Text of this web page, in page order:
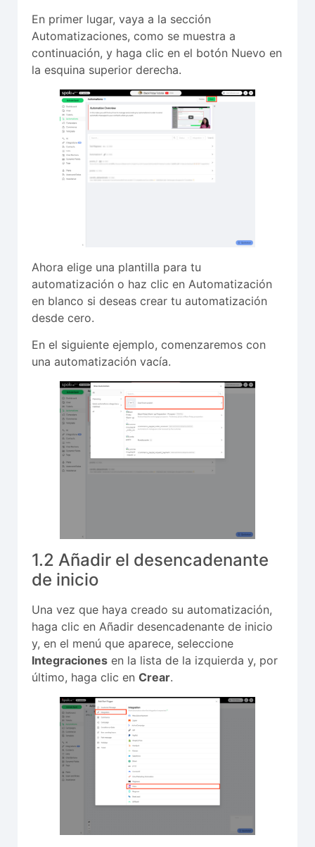
En primer lugar, vaya a la sección
Automatizaciones, como se muestra a
continuación, y haga clic en el botón Nuevo en
la esquina superior derecha.
Ahora elige una plantilla para tu
automatización o haz clic en Automatización
en blanco si deseas crear tu automatización
desde cero.
En el siguiente ejemplo, comenzaremos con
una automatización vacía.
1.2 Añadir el desencadenante
de inicio
Una vez que haya creado su automatización,
haga clic en Añadir desencadenante de inicio
y, en el menú que aparece, seleccione
Integraciones en la lista de la izquierda y, por
último, haga clic en Crear.